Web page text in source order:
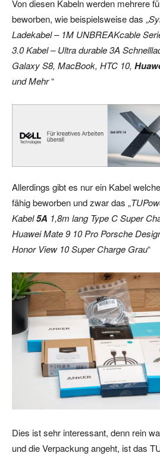
Von diesen Kabeln werden mehrere
beworben, wie beispielsweise das „
Ladekabel – 1M UNBREAKcable
3.0 Kabel – Ultra durable 3A
Galaxy S8, MacBook, HTC 10,
und Mehr“
Allerdings gibt es nur ein Kabel
fähig beworben und zwar das „
Kabel5A 1,8m lang Type C Super
Huawei Mate 9 10 Pro Porsche
Honor View 10 Super Charge Grau“
Dies ist sehr interessant, denn rein
und die Verpackung angeht, ist das